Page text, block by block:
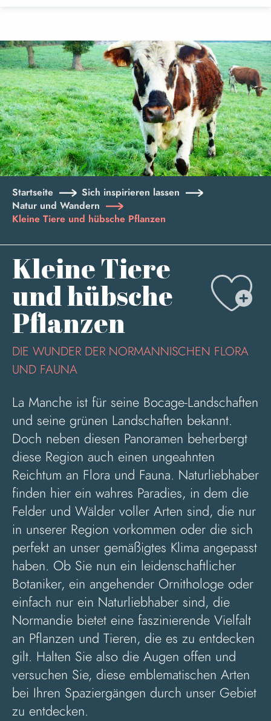
contenu
principal
Startseite
Sich inspirieren lassen
Natur und Wandern
Kleine Tiere und hübsche Pflanzen
Kleine Tiere
und hübsche
Pflanzen
DIE WUNDER DER NORMANNISCHEN FLORA
UND FAUNA
La Manche ist für seine Bocage-Landschaften
und seine grünen Landschaften bekannt.
Doch neben diesen Panoramen beherbergt
diese Region auch einen ungeahnten
Reichtum an Flora und Fauna. Naturliebhaber
finden hier ein wahres Paradies, in dem die
Felder und Wälder voller Arten sind, die nur
in unserer Region vorkommen oder die sich
perfekt an unser gemäßigtes Klima angepasst
haben. Ob Sie nun ein leidenschaftlicher
Botaniker, ein angehender Ornithologe oder
einfach nur ein Naturliebhaber sind, die
Normandie bietet eine faszinierende Vielfalt
an Pflanzen und Tieren, die es zu entdecken
gilt. Halten Sie also die Augen offen und
versuchen Sie, diese emblematischen Arten
bei Ihren Spaziergängen durch unser Gebiet
zu entdecken.